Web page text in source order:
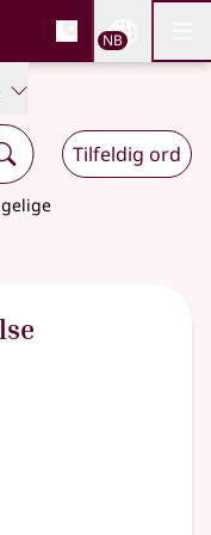
og
NB
Tilfeldig ord